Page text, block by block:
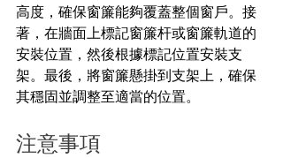
高度，確保窗簾能夠覆蓋整個窗戶。接
著，在牆面上標記窗簾杆或窗簾軌道的
安裝位置，然後根據標記位置安裝支
架。最後，將窗簾懸掛到支架上，確保
其穩固並調整至適當的位置。
注意事項